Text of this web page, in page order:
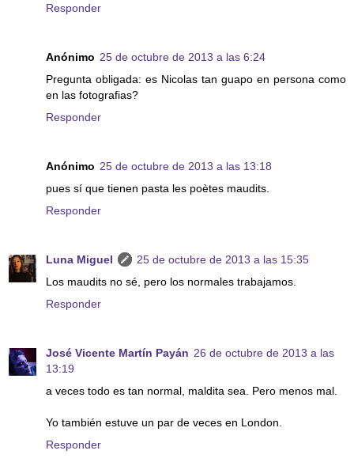
Responder
Anónimo 25 de octubre de 2013 a las 6:24
Pregunta obligada: es Nicolas tan guapo en persona como
en las fotografias?
Responder
Anónimo 25 de octubre de 2013 a las 13:18
pues sí que tienen pasta les poètes maudits.
Responder
Luna Miguel
25 de octubre de 2013 a las 15:35
Los maudits no sé, pero los normales trabajamos.
Responder
José Vicente Martín Payán 26 de octubre de 2013 a las
13:19
a veces todo es tan normal, maldita sea. Pero menos mal.
Yo también estuve un par de veces en London.
Responder